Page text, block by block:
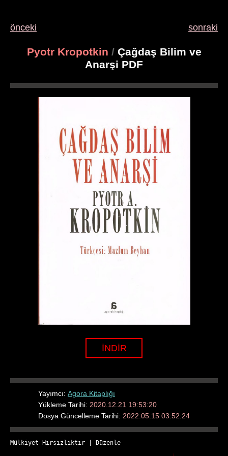
önceki sonraki
Pyotr Kropotkin /Çağdaş Bilim ve
Anarşi PDF
İNDİR
Yayımcı: Agora Kitaplığı
Yükleme Tarihi: 2020.12.21 19:53:20
Dosya Güncelleme Tarihi: 2022.05.15 03:52:24
Mülkiyet Hırsızlıktır Düzenle